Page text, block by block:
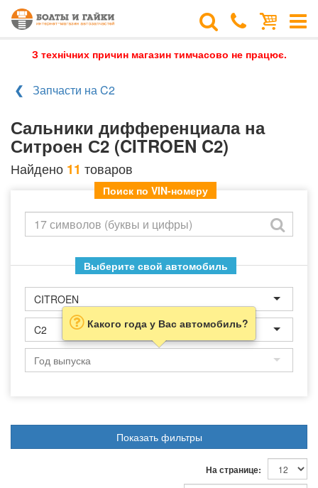
З технічних причин магазин тимчасово не працює.
Запчасти на C2
Сальники дифференциала на
Ситроен С2 (CITROEN C2)
Найдено 11 товаров
Поиск по VIN-номеру
Выберите свой автомобиль
CITROEN
C2 Какого года у Вас автомобиль?
Показать фильтры
На странице: